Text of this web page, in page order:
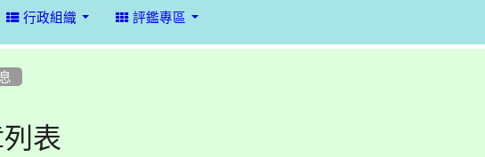
行政組織 評鑑專區
表